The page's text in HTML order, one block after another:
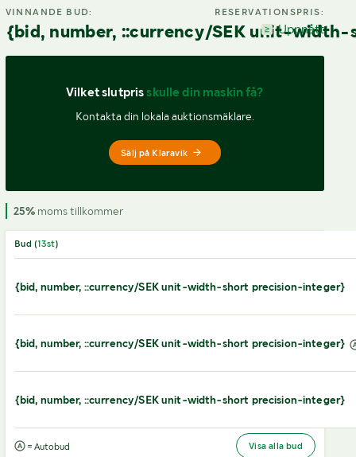
VINNANDE BUD:
{bid, number, ::currency/SEK unit-
RESERVATIONSPRIS:
Uppnått
Vilket slutpris skulle din maskin få?
Kontakta din lokala auktionsmäklare.
Sälj på Klaravik
25%moms tillkommer
Bud (13st)
{bid, number, ::currency/SEK unit-width-short precision-integer}
{bid, number, ::currency/SEK unit-width-short precision-integer}
{bid, number, ::currency/SEK unit-width-short precision-integer}
= Autobud Visa alla bud